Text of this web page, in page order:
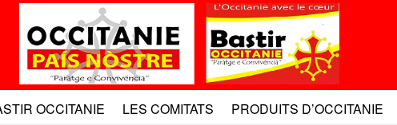
OCCITANIE LES COMITATS PRODUITS D’OCCITANIE